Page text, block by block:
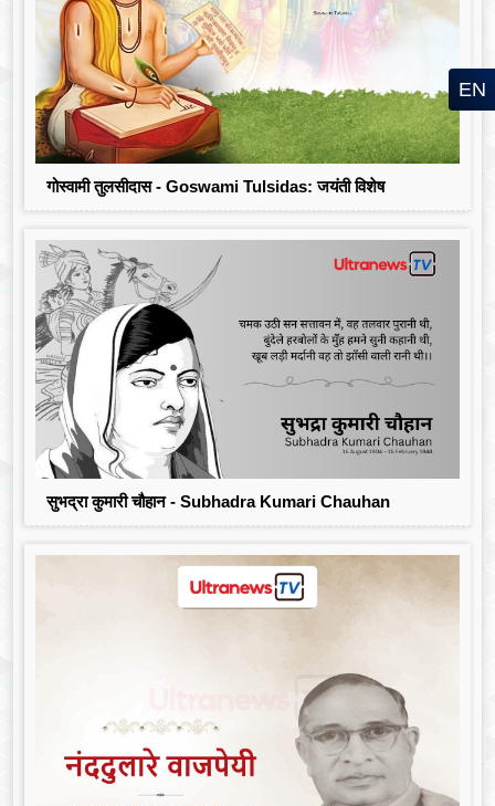
गोस्वामी तुलसीदास - Goswami Tulsidas: जयंती विशेष
सुभद्रा कुमारी चौहान - Subhadra Kumari Chauhan
EN